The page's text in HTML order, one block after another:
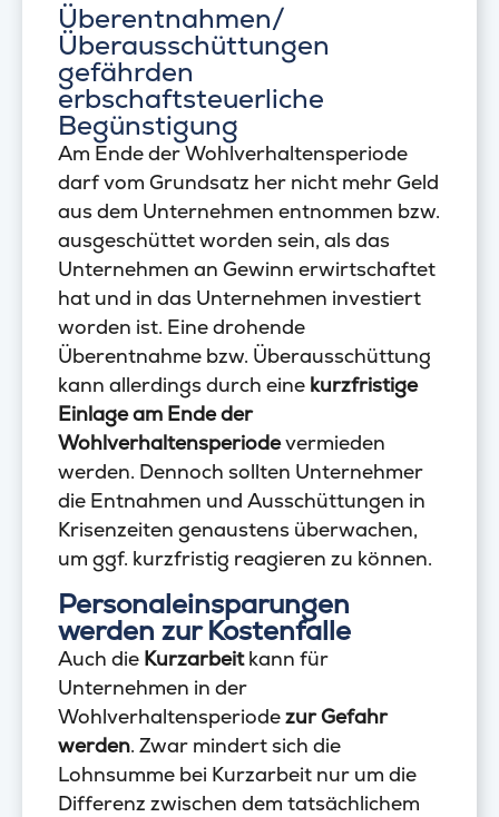
Überentnahmen/
Überausschüttungen
gefährden
erbschaftsteuerliche
Begünstigung
Am Ende der Wohlverhaltensperiode
darf vom Grundsatz her nicht mehr Geld
aus dem Unternehmen entnommen bzw.
ausgeschüttet worden sein, als das
Unternehmen an Gewinn erwirtschaftet
hat und in das Unternehmen investiert
worden ist. Eine drohende
Überentnahme bzw. Überausschüttung
kann allerdings durch eine kurzfristige
Einlage am Ende der
Wohlverhaltensperiodevermieden
werden. Dennoch sollten Unternehmer
die Entnahmen und Ausschüttungen in
Krisenzeiten genaustens überwachen,
um ggf. kurzfristig reagieren zu können.
Personaleinsparungen
werden zur Kostenfalle
Auch die Kurzarbeitkann für
Unternehmen in der
Wohlverhaltensperiodezur Gefahr
werden. Zwar mindert sich die
Lohnsumme bei Kurzarbeit nur um die
Differenz zwischen dem tatsächlichem